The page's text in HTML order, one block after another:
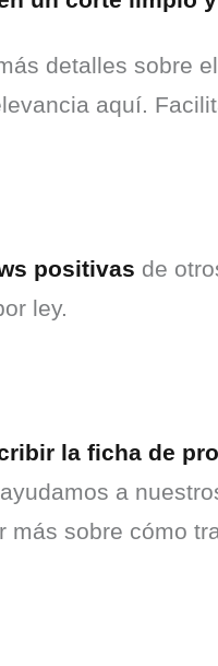
detalles sobre
aquí.
positivas de
ley.
la ficha de
a
sobre cómo